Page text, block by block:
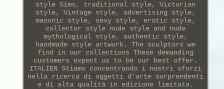
style Sims, traditional style, Victorian
style, Vintage style, advertising style,
masonic style, sexy style, erotic style,
collector style nude style and nude
mythological style, authentic style,
handmade style artwork. The sculptors we
find in our collections These demanding
customers expect us to be our best offer.
ITALIEN Stiamo concentrando i nostri sforzi
nella ricerca di oggetti d'arte sorprendenti
e di alta qualità in edizione limitata.